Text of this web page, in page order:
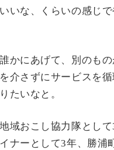
いな、くらいの感じで
かにあげて、別のもの
介さずにサービスを
たいなと。
域おこし協力隊として
ナーとして3年、勝浦